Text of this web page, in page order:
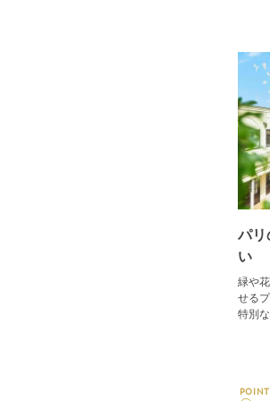
パリ
緑や
せる
特別
POINT